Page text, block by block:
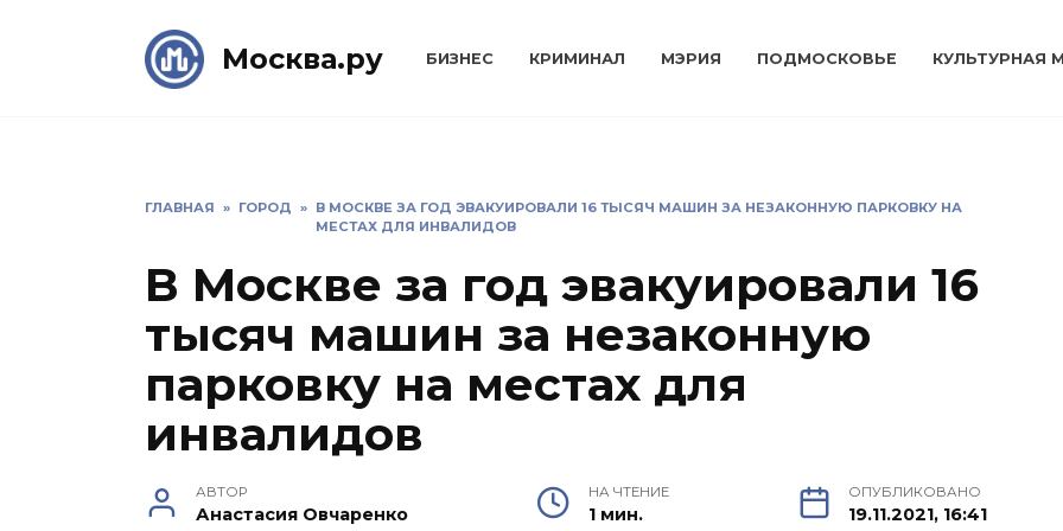
Москва.ру БИЗНЕС КРИМИНАЛ МЭРИЯ ПОДМОСКОВЬЕ КУЛЬТУРНАЯ
ГЛАВНАЯ » ГОРОД » В МОСКВЕ ЗА ГОД ЭВАКУИРОВАЛИ 16 ТЫСЯЧ МАШИН ЗА НЕЗАКОННУЮ ПАРКОВКУ НА
МЕСТАХ ДЛЯ ИНВАЛИДОВ
В Москве за год эвакуировали 16
тысяч машин за незаконную
парковку на местах для
инвалидов
АВТОР
Анастасия Овчаренко
НА ЧТЕНИЕ
1 мин.
ОПУБЛИКОВАНО
19.11.2021, 16:41